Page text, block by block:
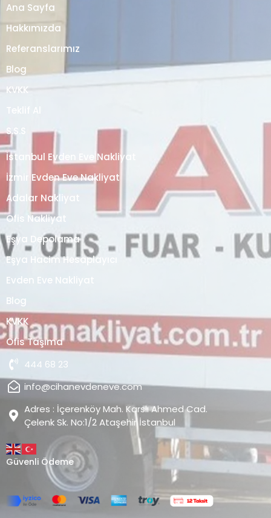
Ana Sayfa
Hakkımızda
Referanslarımız
Blog
KVKK
Teklif Al
S.S.S
İstanbul Evden Eve Nakliyat
İzmir Evden Eve Nakliyat
Adalar Nakliyat
Ofis Nakliyat
Eşya Depolama
Eşya Hacim Hesaplayıcı
Evden Eve Nakliyat
Blog
KVKK
Ofis Taşıma
444 68 23
info@cihanevdeneve.com
Adres : İçerenköy Mah. Karslı Ahmed Cad.
Çelenk Sk. No:1/2 Ataşehir İstanbul
Güvenli Ödeme